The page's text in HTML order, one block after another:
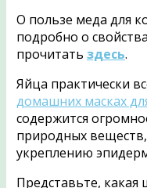
О пользе меда для
подробно о
прочитать здесь.
Яйца практически
домашних масках
содержится
природных
укреплению
Представьте,